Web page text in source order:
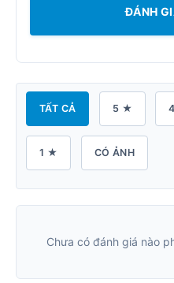
ĐÁNH
TẤT CẢ 5 ★
1 ★ CÓ ẢNH
Chưa có đánh giá nào